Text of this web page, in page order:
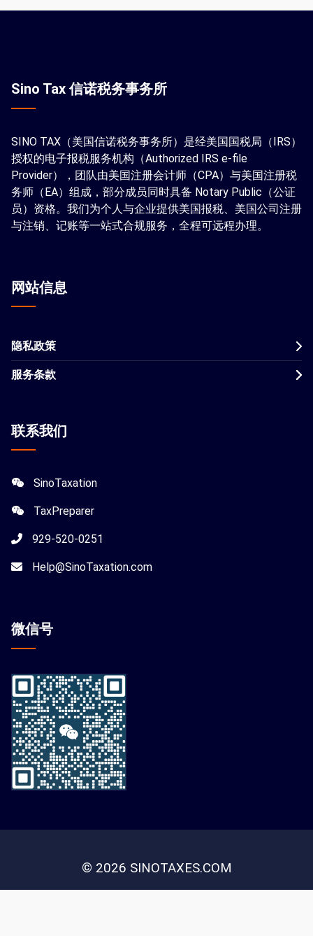
Sino Tax 信诺税务事务所
SINO TAX（美国信诺税务事务所）是经美国国税局（IRS）
授权的电子报税服务机构（Authorized IRS e-file
Provider），团队由美国注册会计师（CPA）与美国注册税
务师（EA）组成，部分成员同时具备 Notary Public（公证
员）资格。我们为个人与企业提供美国报税、美国公司注册
与注销、记账等一站式合规服务，全程可远程办理。
网站信息
隐私政策
服务条款
联系我们
SinoTaxation
TaxPreparer
929-520-0251
Help@SinoTaxation.com
微信号
© 2026 SINOTAXES.COM